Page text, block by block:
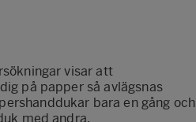
visar att
på papper så avlägsnas
bara en gång och
med andra.